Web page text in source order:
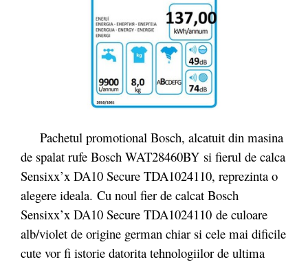
Pachetul promotional Bosch, alcatuit din masina
de spalat rufe Bosch WAT28460BY si fierul de calca
Sensixx’x DA10 Secure TDA1024110, reprezinta o
alegere ideala. Cu noul fier de calcat Bosch
Sensixx’x DA10 Secure TDA1024110 de culoare
alb/violet de origine german chiar si cele mai dificile
cute vor fi istorie datorita tehnologiilor de ultima